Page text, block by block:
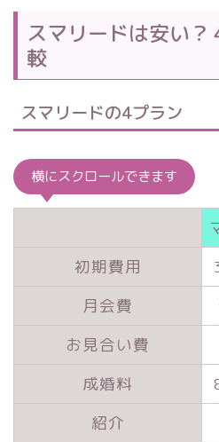
スマリードは安い
較
スマリードの4プラン
横にスクロールできます
初期費用
月会費
お見合い費
成婚料
紹介